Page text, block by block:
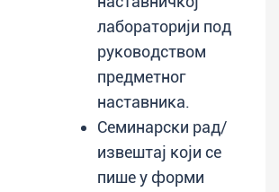
лабораторији под
руководством
предметног
наставника.
Семинарски рад/
извештај који се
пише у форми